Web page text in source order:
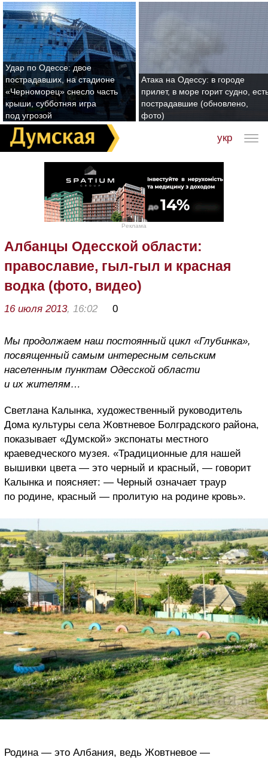
Удар по Одессе: двое
пострадавших, на стадионе
«Черноморец» снесло часть
крыши, субботняя игра
под угрозой
Атака на Одессу: в городе
прилет, в море горит судно,
пострадавшие (обновлено,
фото)
укр
Реклама
Албанцы Одесской области:
православие, гыл-гыл и красная
водка (фото, видео)
16 июля 2013, 16:02 0
Мы продолжаем наш постоянный цикл «Глубинка»,
посвященный самым интересным сельским
населенным пунктам Одесской области
и их жителям…
Светлана Калынка, художественный руководитель
Дома культуры села Жовтневое Болградского района,
показывает «Думской» экспонаты местного
краеведческого музея. «Традиционные для нашей
вышивки цвета — это черный и красный, — говорит
Калынка и поясняет: — Черный означает траур
по родине, красный — пролитую на родине кровь».
Родина — это Албания, ведь Жовтневое —